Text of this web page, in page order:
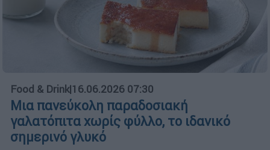
Food & Drink|16.06.2026 07:30
Μια πανεύκολη παραδοσιακή
γαλατόπιτα χωρίς φύλλο, το ιδανικό
σημερινό γλυκό